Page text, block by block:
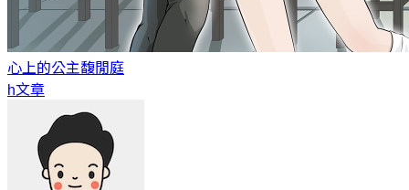
心上的公主馥閒庭
h文章